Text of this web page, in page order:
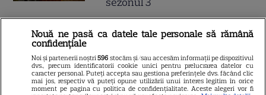
5
NETFLIX
„Palatul de Est”, noul fenomen
coreean de pe Netflix: Regele
blestemat, fantomele și
Nouă ne pasă ca datele tale personale să rămână
confidențiale
Noi și partenerii noștri596 stocăm și/sau accesăm informații pe dispozitivul
dvs., precum identificatorii cookie unici pentru prelucrarea datelor cu
caracter personal. Puteți accepta sau gestiona preferințele dvs. făcând clic
mai jos, respectiv vă puteți opune utilizării unui interes legitim în orice
moment pe pagina cu politica de confidențialitate. Aceste alegeri vor fi